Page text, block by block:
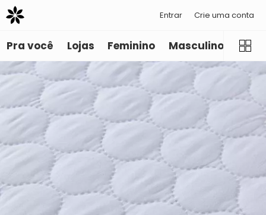
Entrar Crie uma conta
Pra você Lojas Feminino Masculino